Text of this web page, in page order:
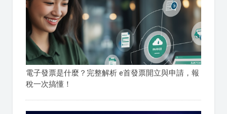
電子發票是什麼？完整解析 e首發票開立與申請，報
稅一次搞懂！